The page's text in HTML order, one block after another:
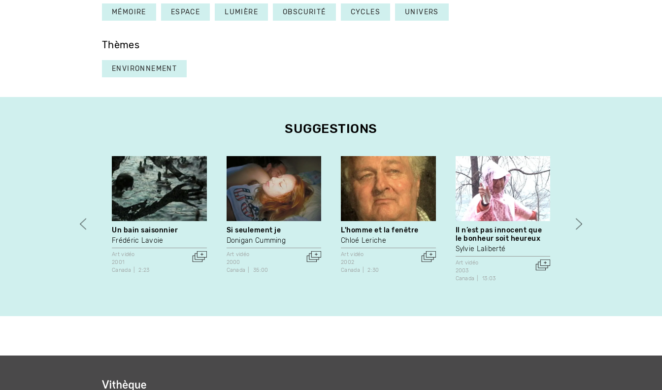
MÉMOIRE ESPACE LUMIÈRE OBSCURITÉ CYCLES UNIVERS
Thèmes
ENVIRONNEMENT
SUGGESTIONS
Un bain saisonnier
Frédéric Lavoie
Art vidéo
2001
Canada
2:23
Si seulement je
Donigan Cumming
Art vidéo
2000
Canada
35:00
L'homme et la fenêtre
Chloé Leriche
Art vidéo
2002
Canada
2:30
Il n’est pas innocent que
le bonheur soit heureux
Sylvie Laliberté
Art vidéo
2003
Canada
13:03
Legend